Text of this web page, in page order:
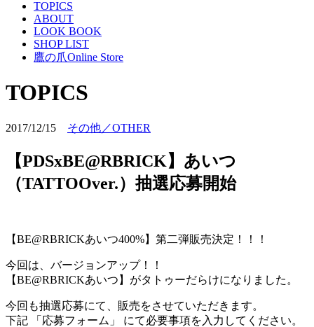
TOPICS
ABOUT
LOOK BOOK
SHOP LIST
鷹の爪Online Store
TOPICS
2017/12/15 その他／OTHER
【PDSxBE@RBRICK】あいつ
（TATTOOver.）抽選応募開始
【BE@RBRICKあいつ400%】第二弾販売決定！！！
今回は、バージョンアップ！！
【BE@RBRICKあいつ】がタトゥーだらけになりました。
今回も抽選応募にて、販売をさせていただきます。
下記 「応募フォーム」 にて必要事項を入力してください。